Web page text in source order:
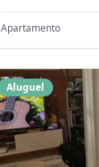
Apartamento
Aluguel